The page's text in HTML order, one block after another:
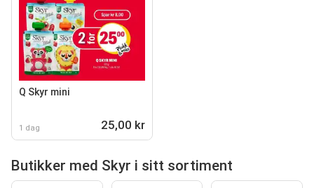
Q Skyr mini
1 dag 25,00 kr
Butikker med Skyr i sitt sortiment